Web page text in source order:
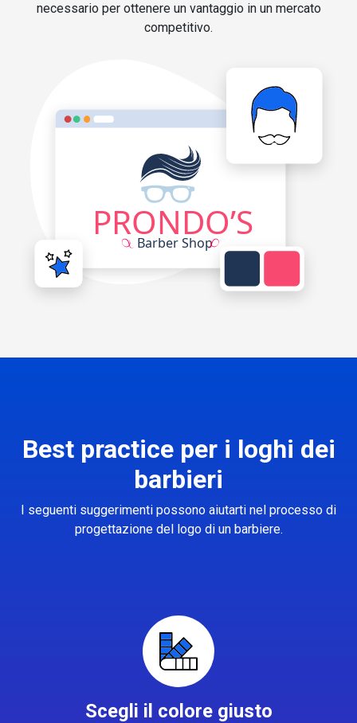
necessario per ottenere un vantaggio in un mercato
competitivo.
Best practice per i loghi dei
barbieri
I seguenti suggerimenti possono aiutarti nel processo di
progettazione del logo di un barbiere.
Scegli il colore giusto